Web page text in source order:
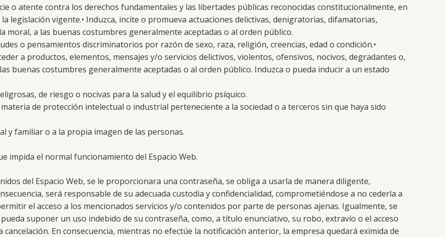
o atente contra los derechos fundamentales y las libertades públicas reconocidas constitucionalmente, en
legislación vigente.• Induzca, incite o promueva actuaciones delictivas, denigratorias, difamatorias,
moral, a las buenas costumbres generalmente aceptadas o al orden público.
o pensamientos discriminatorios por razón de sexo, raza, religión, creencias, edad o condición.•
a productos, elementos, mensajes y/o servicios delictivos, violentos, ofensivos, nocivos, degradantes o,
buenas costumbres generalmente aceptadas o al orden público. Induzca o pueda inducir a un estado
de riesgo o nocivas para la salud y el equilibrio psíquico.
de protección intelectual o industrial perteneciente a la sociedad o a terceros sin que haya sido
y familiar o a la propia imagen de las personas.
impida el normal funcionamiento del Espacio Web.
del Espacio Web, se le proporcionara una contraseña, se obliga a usarla de manera diligente,
será responsable de su adecuada custodia y confidencialidad, comprometiéndose a no cederla a
el acceso a los mencionados servicios y/o contenidos por parte de personas ajenas. Igualmente, se
suponer un uso indebido de su contraseña, como, a título enunciativo, su robo, extravío o el acceso
En consecuencia, mientras no efectúe la notificación anterior, la empresa quedará eximida de